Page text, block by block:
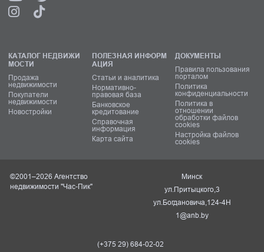
КАТАЛОГ НЕДВИЖИ
МОСТИ
Продажа
недвижимости
Покупатели
недвижимости
Новостройки
ПОЛЕЗНАЯ ИНФОРМ
АЦИЯ
Статьи и аналитика
Нормативно-
правовая база
Банковское
кредитование
Справочная
информация
Карта сайта
ДОКУМЕНТЫ
Правила пользования
порталом
Политика
конфиденциальности
Политика в
отношении
обработки файлов
cookies
Настройка файлов
cookies
©2001–2026 Агентство
недвижимости "Час-Пик"
Минск
ул.Притыцкого,3
ул.Богдановича,124-4Н
1@anb.by
(+375 29) 684-02-02